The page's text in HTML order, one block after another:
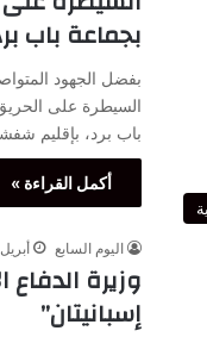
بجماعة باب
بفضل الجهود
السيطرة على
باب برد، بإقليم
أكمل القراءة »
اليوم السابع أبريل 12, 2023
وزيرة الدفاع
إسبانيتان”